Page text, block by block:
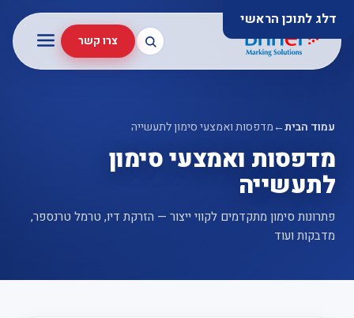
דלג לתוכן הראשי
צרו קשר
עמוד הבית←מדפסות ואמצעי סימון לתעשייה
מדפסות ואמצעי סימון
לתעשייה
פתרונות סימון מתקדמים לקווי ייצור — הזרקת דיו, טרמל טרנספר,
מדבקות ועוד